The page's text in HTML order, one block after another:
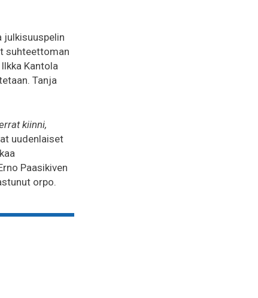
julkisuuspelin
suhteettoman
Kantola
Tanja
kiinni,
uudenlaiset
Paasikiven
orpo.